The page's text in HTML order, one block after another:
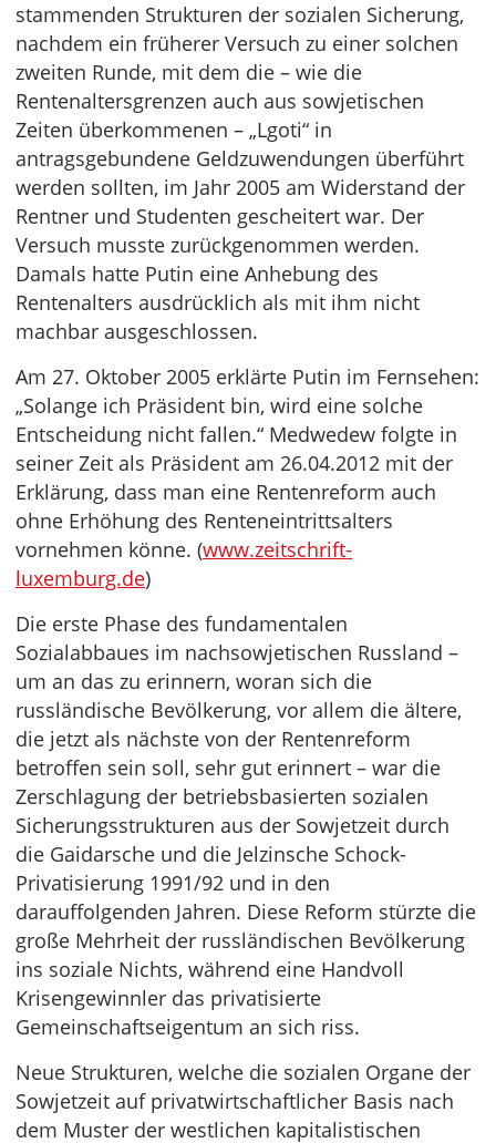
stammenden Strukturen der sozialen Sicherung,
nachdem ein früherer Versuch zu einer solchen
zweiten Runde, mit dem die – wie die
Rentenaltersgrenzen auch aus sowjetischen
Zeiten überkommenen – „Lgoti“ in
antragsgebundene Geldzuwendungen überführt
werden sollten, im Jahr 2005 am Widerstand der
Rentner und Studenten gescheitert war. Der
Versuch musste zurückgenommen werden.
Damals hatte Putin eine Anhebung des
Rentenalters ausdrücklich als mit ihm nicht
machbar ausgeschlossen.
Am 27. Oktober 2005 erklärte Putin im Fernsehen:
„Solange ich Präsident bin, wird eine solche
Entscheidung nicht fallen.“ Medwedew folgte in
seiner Zeit als Präsident am 26.04.2012 mit der
Erklärung, dass man eine Rentenreform auch
ohne Erhöhung des Renteneintrittsalters
vornehmen könne. (www.zeitschrift-
luxemburg.de)
Die erste Phase des fundamentalen
Sozialabbaues im nachsowjetischen Russland –
um an das zu erinnern, woran sich die
russländische Bevölkerung, vor allem die ältere,
die jetzt als nächste von der Rentenreform
betroffen sein soll, sehr gut erinnert – war die
Zerschlagung der betriebsbasierten sozialen
Sicherungsstrukturen aus der Sowjetzeit durch
die Gaidarsche und die Jelzinsche Schock-
Privatisierung 1991/92 und in den
darauffolgenden Jahren. Diese Reform stürzte die
große Mehrheit der russländischen Bevölkerung
ins soziale Nichts, während eine Handvoll
Krisengewinnler das privatisierte
Gemeinschaftseigentum an sich riss.
Neue Strukturen, welche die sozialen Organe der
Sowjetzeit auf privatwirtschaftlicher Basis nach
dem Muster der westlichen kapitalistischen